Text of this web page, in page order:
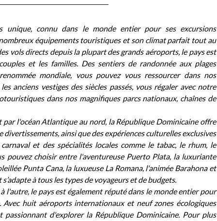
unique, connu dans le monde entier pour ses excursions
équipements touristiques et son climat parfait tout au
vols directs depuis la plupart des grands aéroports, le pays est
et les familles. Des sentiers de randonnée aux plages
mondiale, vous pouvez vous ressourcer dans nos
anciens vestiges des siècles passés, vous régaler avec notre
dans nos magnifiques parcs nationaux, chaînes de
par l'océan Atlantique au nord, la République Dominicaine offre
ainsi que des expériences culturelles exclusives
et des spécialités locales comme le tabac, le rhum, le
pouvez choisir entre l'aventureuse Puerto Plata, la luxuriante
Punta Cana, la luxueuse La Romana, l'animée Barahona et
à tous les types de voyageurs et de budgets.
l'autre, le pays est également réputé dans le monde entier pour
huit aéroports internationaux et neuf zones écologiques
d'explorer la République Dominicaine. Pour plus